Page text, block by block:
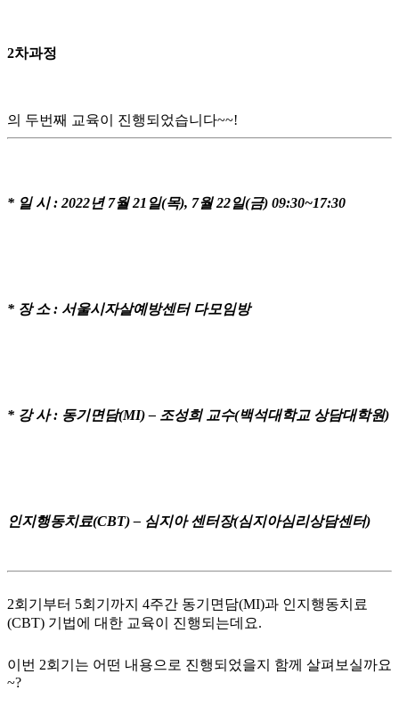
2차과정
의 두번째 교육이 진행되었습니다~~!
* 일 시 : 2022년 7월 21일(목), 7월 22일(금) 09:30~17:30
* 장 소 : 서울시자살예방센터 다모임방
* 강 사 : 동기면담(MI) – 조성희 교수(백석대학교 상담대학원)
인지행동치료(CBT) – 심지아 센터장(심지아심리상담센터)
2회기부터 5회기까지 4주간 동기면담(MI)과 인지행동치료
(CBT) 기법에 대한 교육이 진행되는데요.
이번 2회기는 어떤 내용으로 진행되었을지 함께 살펴보실까요
~?